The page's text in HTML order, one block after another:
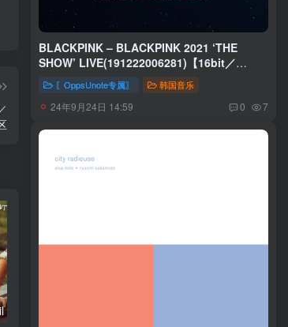
BLACKPINK – BLACKPINK 2021 ‘THE
SHOW’ LIVE(191222006281)【16bit／
44.1kHz】韩国区
〖OppsUnote专属〗 韩国音乐
24年9月24日 14:59 0 7